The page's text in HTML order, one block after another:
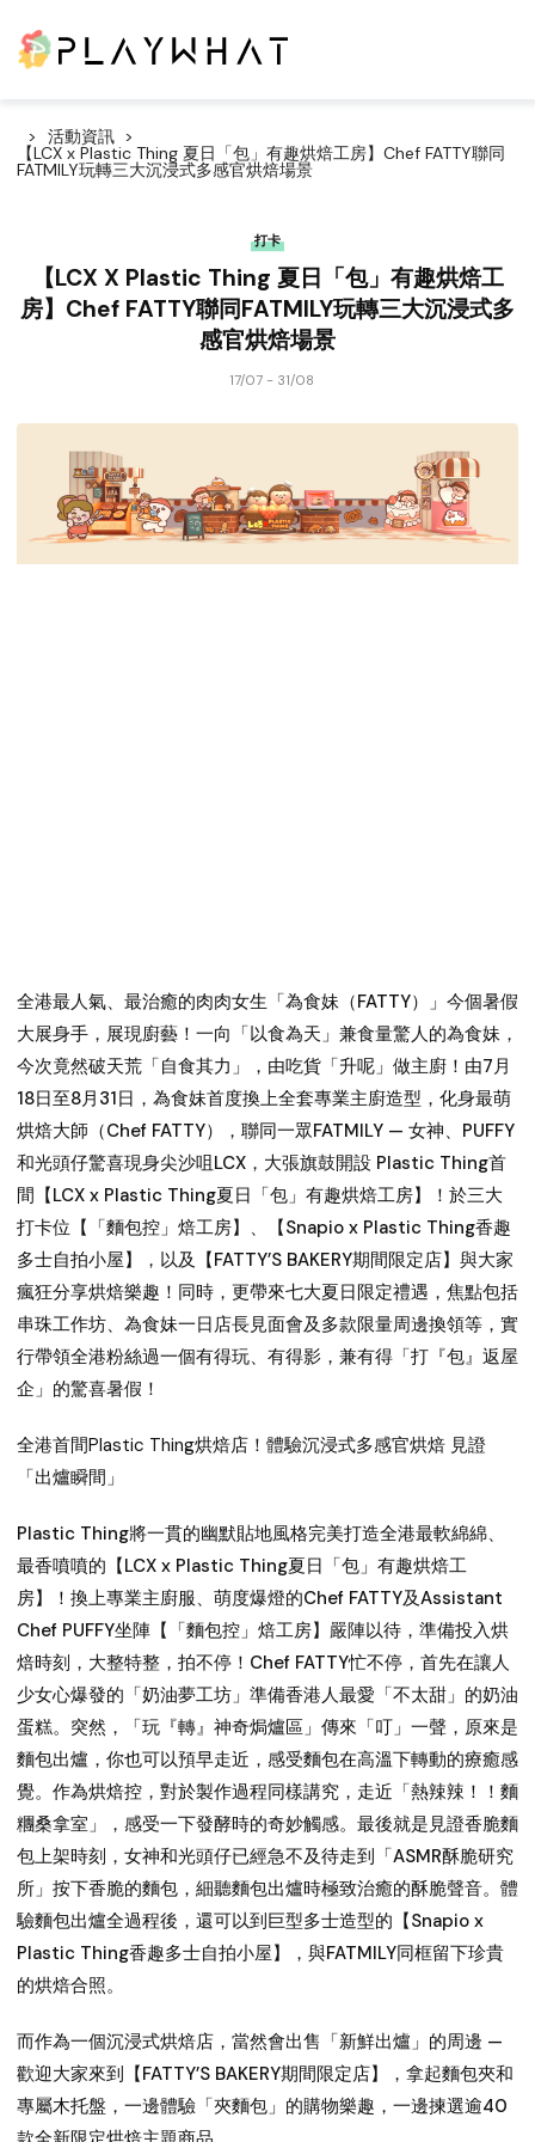
活動資訊
【LCX x Plastic Thing 夏日「包」有趣烘焙工房】Chef FATTY聯同
FATMILY玩轉三大沉浸式多感官烘焙場景
打卡
【LCX X Plastic Thing 夏日「包」有趣烘焙工
房】Chef FATTY聯同FATMILY玩轉三大沉浸式多
感官烘焙場景
17/07 - 31/08
全港最人氣、最治癒的肉肉女生「為食妹（FATTY）」今個暑假
大展身手，展現廚藝！一向「以食為天」兼食量驚人的為食妹，
今次竟然破天荒「自食其力」，由吃貨「升呢」做主廚！由7月
18日至8月31日，為食妹首度換上全套專業主廚造型，化身最萌
烘焙大師（Chef FATTY），聯同一眾FATMILY — 女神、PUFFY
和光頭仔驚喜現身尖沙咀LCX，大張旗鼓開設 Plastic Thing首
間【LCX x Plastic Thing夏日「包」有趣烘焙工房】！於三大
打卡位【「麵包控」焙工房】、【Snapio x Plastic Thing香趣
多士自拍小屋】，以及【FATTY’S BAKERY期間限定店】與大家
瘋狂分享烘焙樂趣！同時，更帶來七大夏日限定禮遇，焦點包括
串珠工作坊、為食妹一日店長見面會及多款限量周邊換領等，實
行帶領全港粉絲過一個有得玩、有得影，兼有得「打『包』返屋
企」的驚喜暑假！
全港首間Plastic Thing烘焙店！體驗沉浸式多感官烘焙 見證
「出爐瞬間」
Plastic Thing將一貫的幽默貼地風格完美打造全港最軟綿綿、
最香噴噴的【LCX x Plastic Thing夏日「包」有趣烘焙工
房】！換上專業主廚服、萌度爆燈的Chef FATTY及Assistant
Chef PUFFY坐陣【「麵包控」焙工房】嚴陣以待，準備投入烘
焙時刻，大整特整，拍不停！Chef FATTY忙不停，首先在讓人
少女心爆發的「奶油夢工坊」準備香港人最愛「不太甜」的奶油
蛋糕。突然，「玩『轉』神奇焗爐區」傳來「叮」一聲，原來是
麵包出爐，你也可以預早走近，感受麵包在高溫下轉動的療癒感
覺。作為烘焙控，對於製作過程同樣講究，走近「熱辣辣！！麵
糰桑拿室」，感受一下發酵時的奇妙觸感。最後就是見證香脆麵
包上架時刻，女神和光頭仔已經急不及待走到「ASMR酥脆研究
所」按下香脆的麵包，細聽麵包出爐時極致治癒的酥脆聲音。體
驗麵包出爐全過程後，還可以到巨型多士造型的【Snapio x
Plastic Thing香趣多士自拍小屋】，與FATMILY同框留下珍貴
的烘焙合照。
而作為一個沉浸式烘焙店，當然會出售「新鮮出爐」的周邊 —
歡迎大家來到【FATTY’S BAKERY期間限定店】，拿起麵包夾和
專屬木托盤，一邊體驗「夾麵包」的購物樂趣，一邊揀選逾40